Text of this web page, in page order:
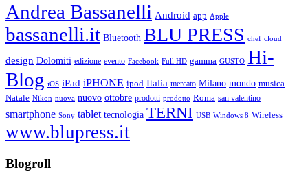
Andrea Bassanelli Android app Apple
bassanelli.it Bluetooth BLU PRESS chef cloud
design Dolomiti edizione evento Facebook Full HD gamma GUSTO Hi-
Blog iOS iPad iPHONE ipod Italia mercato Milano mondo musica
Natale Nikon nuova nuovo ottobre prodotti prodotto Roma san valentino
smartphone Sony tablet tecnologia TERNI USB Windows 8 Wireless
www.blupress.it
Blogroll